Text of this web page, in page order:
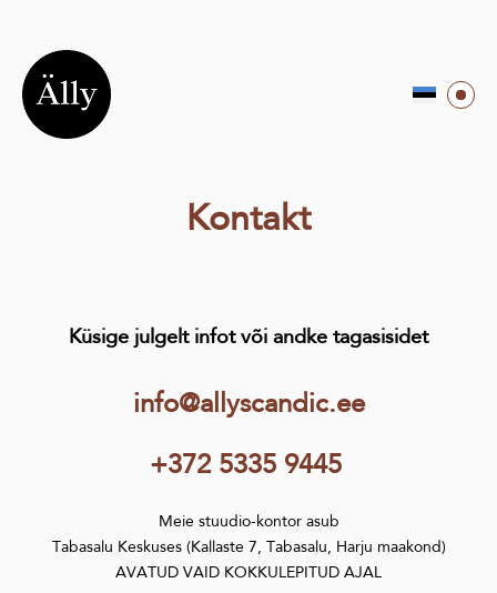
Kontakt
Küsige julgelt infot või andke tagasisidet
info@allyscandic.ee
+372 5335 9445
Meie stuudio-kontor asub
Tabasalu Keskuses (Kallaste 7, Tabasalu, Harju maakond)
AVATUD VAID KOKKULEPITUD AJAL